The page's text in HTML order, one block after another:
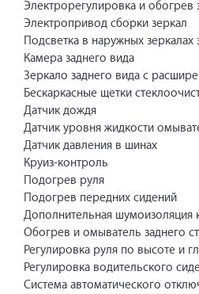
Электрорегулировка и обогрев
Электропривод сборки зеркал
Подсветка в наружных зеркалах
Камера заднего вида
Зеркало заднего вида с
Бескаркасные щетки
Датчик дождя
Датчик уровня жидкости
Датчик давления в шинах
Круиз-контроль
Подогрев руля
Подогрев передних сидений
Дополнительная шумоизоляция
Обогрев и омыватель заднего
Регулировка руля по высоте и
Регулировка водительского
Система автоматического